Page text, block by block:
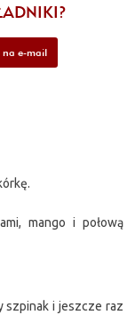
na e-mail
mango i połową
szpinak i jeszcze raz